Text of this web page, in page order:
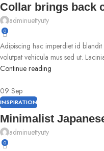
Collar brings back
adminuettyuty
0
Adipiscing hac imperdiet id
volutpat vehicula mus sed ut.
Continue reading
09 Sep
INSPIRATION
Minimalist
adminuettyuty
0